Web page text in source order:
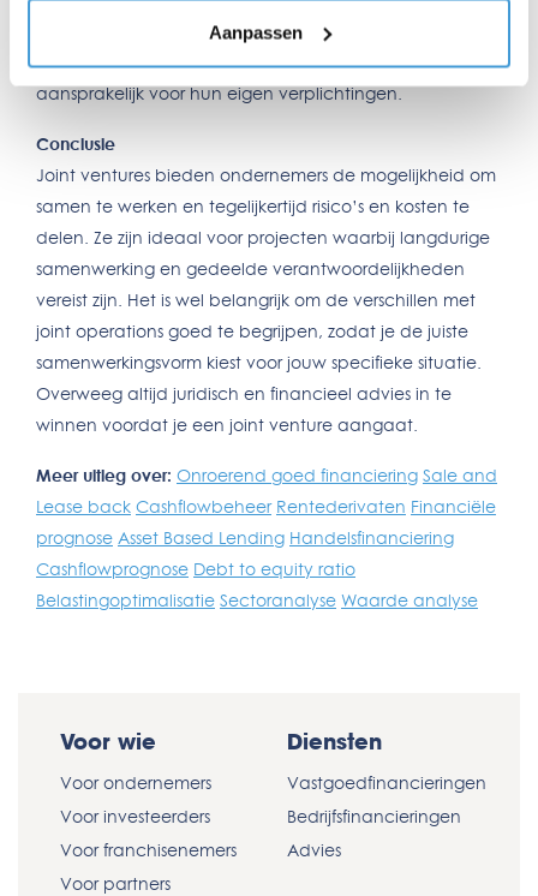
Aanpassen
Bij een joint operation blijven de partijen afzonderlijk
aansprakelijk voor hun eigen verplichtingen.
Conclusie
Joint ventures bieden ondernemers de mogelijkheid om
samen te werken en tegelijkertijd risico’s en kosten te
delen. Ze zijn ideaal voor projecten waarbij langdurige
samenwerking en gedeelde verantwoordelijkheden
vereist zijn. Het is wel belangrijk om de verschillen met
joint operations goed te begrijpen, zodat je de juiste
samenwerkingsvorm kiest voor jouw specifieke situatie.
Overweeg altijd juridisch en financieel advies in te
winnen voordat je een joint venture aangaat.
Meer uitleg over: Onroerend goed financiering Sale and
Lease back Cashflowbeheer Rentederivaten Financiële
prognose Asset Based Lending Handelsfinanciering
Cashflowprognose Debt to equity ratio
Belastingoptimalisatie Sectoranalyse Waarde analyse
Voor wie
Voor ondernemers
Voor investeerders
Voor franchisenemers
Voor partners
Diensten
Vastgoedfinancieringen
Bedrijfsfinancieringen
Advies